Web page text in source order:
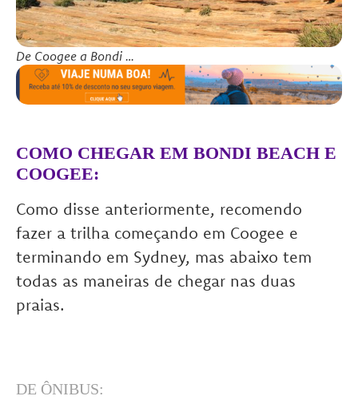
De Coogee a Bondi …
COMO CHEGAR EM BONDI BEACH E
COOGEE:
Como disse anteriormente, recomendo
fazer a trilha começando em Coogee e
terminando em Sydney, mas abaixo tem
todas as maneiras de chegar nas duas
praias.
DE ÔNIBUS: